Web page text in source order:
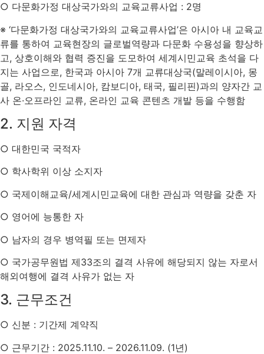
○ 다문화가정 대상국가와의 교육교류사업 : 2명
※ ‘다문화가정 대상국가와의 교육교류사업’은 아시아 내 교육교
류를 통하여 교육현장의 글로벌역량과 다문화 수용성을 향상하
고, 상호이해와 협력 증진을 도모하여 세계시민교육 초석을 다
지는 사업으로, 한국과 아시아 7개 교류대상국(말레이시아, 몽
골, 라오스, 인도네시아, 캄보디아, 태국, 필리핀)과의 양자간 교
사 온·오프라인 교류, 온라인 교육 콘텐츠 개발 등을 수행함
2. 지원 자격
○ 대한민국 국적자
○ 학사학위 이상 소지자
○ 국제이해교육/세계시민교육에 대한 관심과 역량을 갖춘 자
○ 영어에 능통한 자
○ 남자의 경우 병역필 또는 면제자
○ 국가공무원법 제33조의 결격 사유에 해당되지 않는 자로서
해외여행에 결격 사유가 없는 자
3. 근무조건
○ 신분 : 기간제 계약직
○ 근무기간 : 2025.11.10. – 2026.11.09. (1년)